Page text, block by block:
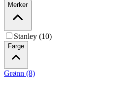
Merker
Stanley (10)
Farge
Grønn (8)